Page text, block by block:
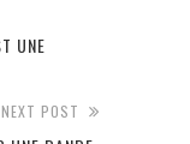
UNE
NEXT POST